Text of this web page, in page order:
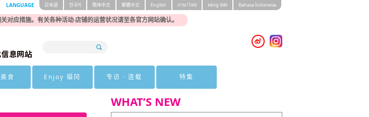
对应措施。有关各种活动·店铺的运营状况请至各官方网站确认。
LANGUAGE 日本語 한국어 簡体中文 繁體中文 English ภาษาไทย tiéng Viêt Bahasa Indonesia
食 Enjoy 福冈 专访 · 连载 特集
WHAT’S NEW